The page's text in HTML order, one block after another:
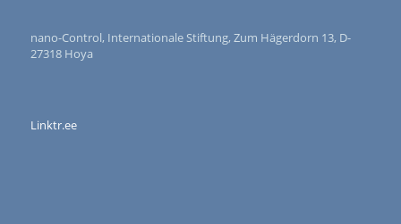
nano-Control, Internationale Stiftung, Zum Hägerdorn 13, D-
27318 Hoya
Linktr.ee